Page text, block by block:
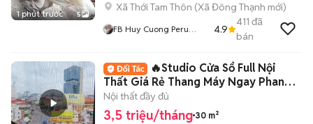
1 phút trước 5
Xã Thới Tam Thôn (Xã Đông Thạnh mới)
FB Huy Cuong Peru
4.9
411 đã
bán
🔥Studio Cửa Sổ Full Nội
Thất Giá Rẻ Thang Máy Ngay Phan
Xích Long
Nội thất đầy đủ
3,5 triệu/tháng 30 m²